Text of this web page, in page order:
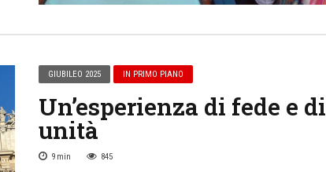
GIUBILEO 2025 IN PRIMO PIANO
Un’esperienza di fede e di
unità
9 min 845